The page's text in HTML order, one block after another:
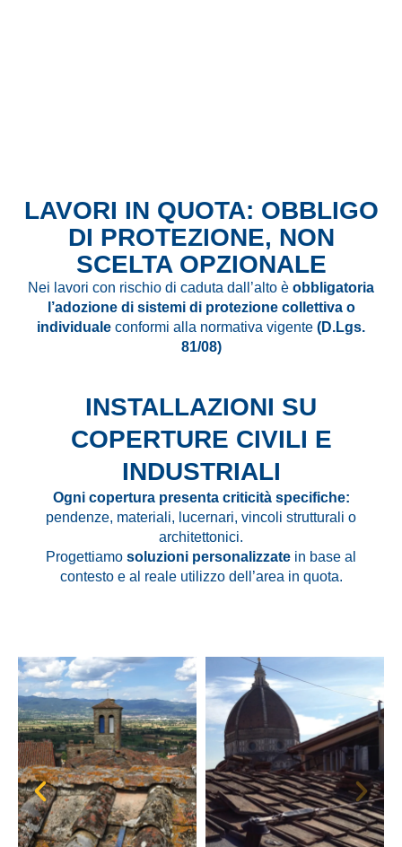
LAVORI IN QUOTA: OBBLIGO
DI PROTEZIONE, NON
SCELTA OPZIONALE
Nei lavori con rischio di caduta dall’alto è obbligatoria
l’adozione di sistemi di protezione collettiva o
individuale conformi alla normativa vigente (D.Lgs.
81/08)
INSTALLAZIONI SU
COPERTURE CIVILI E
INDUSTRIALI
Ogni copertura presenta criticità specifiche:
pendenze, materiali, lucernari, vincoli strutturali o
architettonici.
Progettiamo soluzioni personalizzate in base al
contesto e al reale utilizzo dell’area in quota.